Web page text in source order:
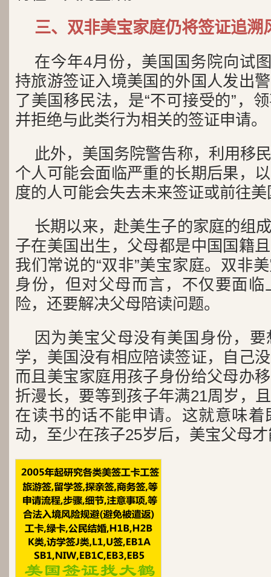
三、双非美宝家庭仍将签证追溯
在今年4月份，美国国务院向试
持旅游签证入境美国的外国人发出
了美国移民法，是“不可接受的”，
并拒绝与此类行为相关的签证申请。
此外，美国务院警告称，利用移
个人可能会面临严重的长期后果，
度的人可能会失去未来签证或前往
长期以来，赴美生子的家庭的组
子在美国出生，父母都是中国国籍
我们常说的“双非”美宝家庭。双非
身份，但对父母而言，不仅要面
险，还要解决父母陪读问题。
因为美宝父母没有美国身份，
学，美国没有相应陪读签证，自己
而且美宝家庭用孩子身份给父母办
折漫长，要等到孩子年满21周岁，
在读书的话不能申请。这就意味
动，至少在孩子25岁后，美宝父母